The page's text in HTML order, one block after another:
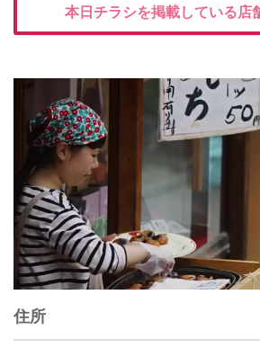
本日チラシを掲載している店
住所